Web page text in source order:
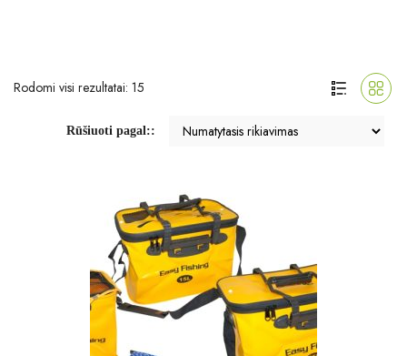
Rodomi visi rezultatai: 15
Rūšiuoti pagal::